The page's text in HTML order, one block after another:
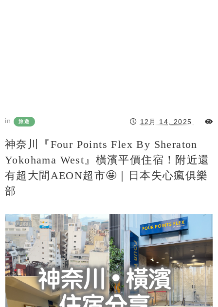
in 旅遊 12月 14, 2025
神奈川『Four Points Flex By Sheraton
Yokohama West』橫濱平價住宿！附近還
有超大間AEON超市🤩｜日本失心瘋俱樂
部